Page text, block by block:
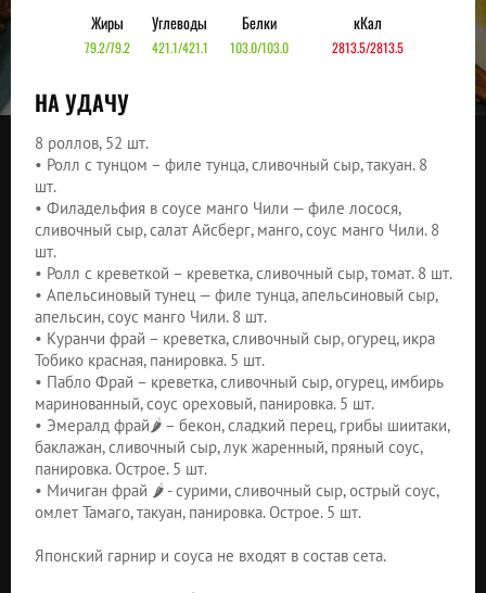
Жиры
79.2/79.2
Углеводы
421.1/421.1
Белки
103.0/103.0
кКал
2813.5/2813.5
НА УДАЧУ
8 роллов, 52 шт.
• Ролл с тунцом – филе тунца, сливочный сыр, такуан. 8
шт.
• Филадельфия в соусе манго Чили — филе лосося,
сливочный сыр, салат Айсберг, манго, соус манго Чили. 8
шт.
• Ролл с креветкой – креветка, сливочный сыр, томат. 8 шт.
• Апельсиновый тунец — филе тунца, апельсиновый сыр,
апельсин, соус манго Чили. 8 шт.
• Куранчи фрай – креветка, сливочный сыр, огурец, икра
Тобико красная, панировка. 5 шт.
• Пабло Фрай – креветка, сливочный сыр, огурец, имбирь
маринованный, соус ореховый, панировка. 5 шт.
• Эмералд фрай🌶 – бекон, сладкий перец, грибы шиитаки,
баклажан, сливочный сыр, лук жаренный, пряный соус,
панировка. Острое. 5 шт.
• Мичиган фрай 🌶 - сурими, сливочный сыр, острый соус,
омлет Тамаго, такуан, панировка. Острое. 5 шт.
Японский гарнир и соуса не входят в состав сета.